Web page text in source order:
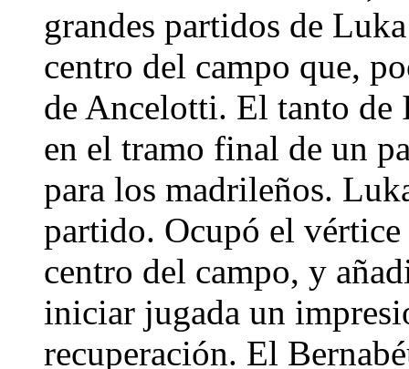
grandes partidos de
centro del campo que,
de Ancelotti. El tanto de
en el tramo final de un
para los madrileños.
partido. Ocupó el
centro del campo, y
iniciar jugada un
recuperación. El